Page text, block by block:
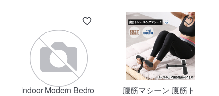
Indoor Modern Bedro
腹筋マシーン 腹筋ト